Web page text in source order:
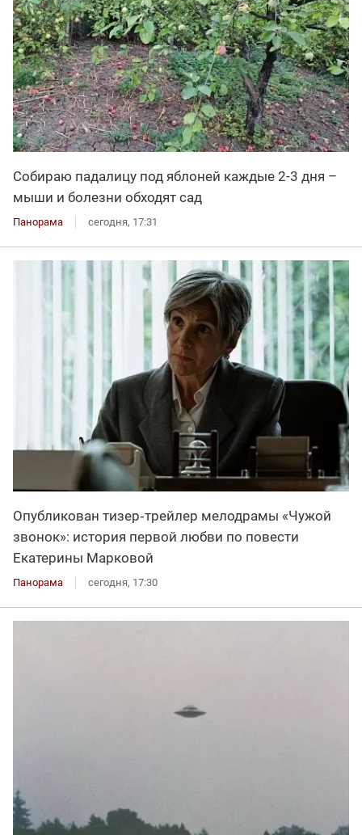
Собираю падалицу под яблоней каждые 2-3 дня –
мыши и болезни обходят сад
Панорама сегодня, 17:31
Опубликован тизер‑трейлер мелодрамы «Чужой
звонок»: история первой любви по повести
Екатерины Марковой
Панорама сегодня, 17:30